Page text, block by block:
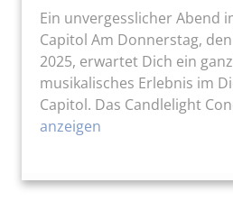
Ein unvergesslicher Abend
Capitol Am Donnerstag,
2025, erwartet Dich ein
musikalisches Erlebnis im
Capitol. Das Candlelight
anzeigen